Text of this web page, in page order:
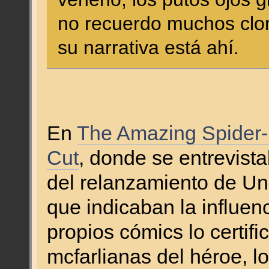
no recuerdo muchos
su narrativa está ahí.
En The Amazing
Cut, donde se
del relanzamiento de
que indicaban la
propios cómics lo
mcfarlianas del héroe,